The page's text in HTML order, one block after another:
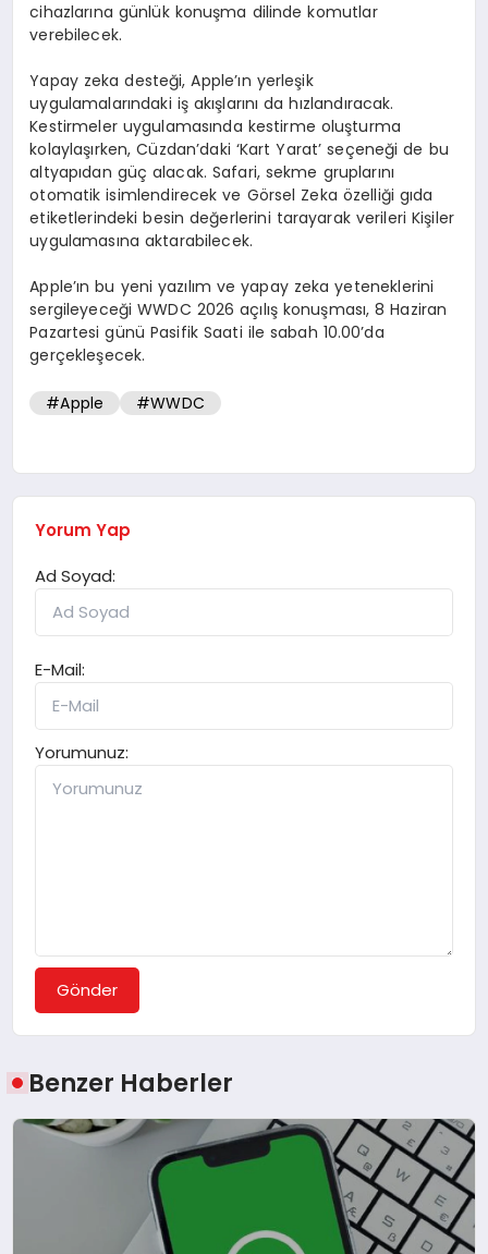
cihazlarına günlük konuşma dilinde komutlar
verebilecek.
Yapay zeka desteği, Apple’ın yerleşik
uygulamalarındaki iş akışlarını da hızlandıracak.
Kestirmeler uygulamasında kestirme oluşturma
kolaylaşırken, Cüzdan’daki ‘Kart Yarat’ seçeneği de bu
altyapıdan güç alacak. Safari, sekme gruplarını
otomatik isimlendirecek ve Görsel Zeka özelliği gıda
etiketlerindeki besin değerlerini tarayarak verileri Kişiler
uygulamasına aktarabilecek.
Apple’ın bu yeni yazılım ve yapay zeka yeteneklerini
sergileyeceği WWDC 2026 açılış konuşması, 8 Haziran
Pazartesi günü Pasifik Saati ile sabah 10.00’da
gerçekleşecek.
#Apple #WWDC
Yorum Yap
Ad Soyad:
E-Mail:
Yorumunuz:
Gönder
Benzer Haberler